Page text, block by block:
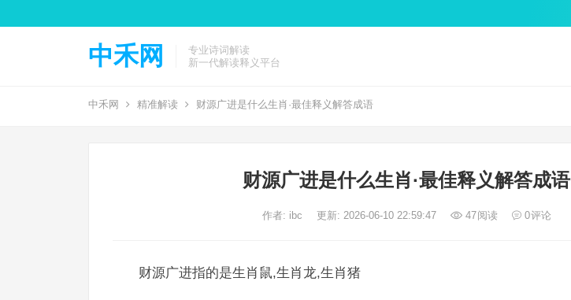
中禾网
专业诗词解读
新一代解读释义平台
中禾网 精准解读 财源广进是什么生肖·最佳释义解答成语
财源广进是什么生肖·最佳释义解答成语
作者: ibc 更新: 2026-06-10 22:59:47 47阅读 0评论
财源广进指的是生肖鼠,生肖龙,生肖猪